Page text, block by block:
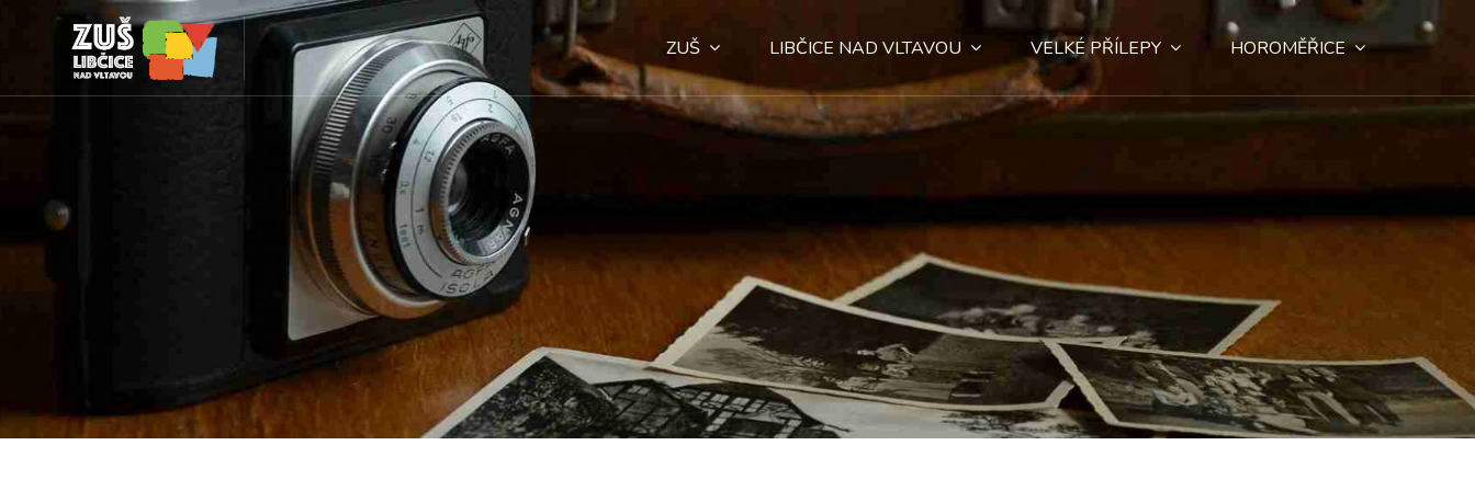
ZUŠ LIBČICE NAD VLTAVOU VELKÉ PŘÍLEPY HOROMĚŘICE